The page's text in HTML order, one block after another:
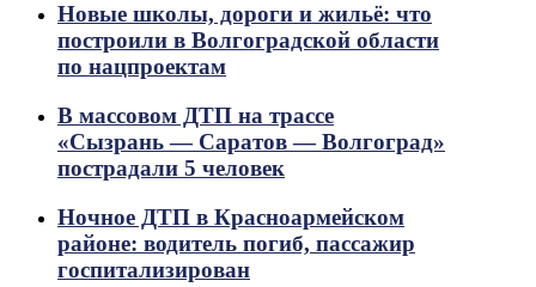
Новые школы, дороги и жильё: что
построили в Волгоградской области
по нацпроектам
В массовом ДТП на трассе
«Сызрань — Саратов — Волгоград»
пострадали 5 человек
Ночное ДТП в Красноармейском
районе: водитель погиб, пассажир
госпитализирован